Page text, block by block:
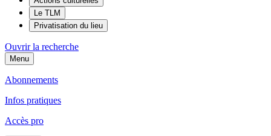
Le TLM
Privatisation du lieu
Ouvrir la recherche
Menu
Abonnements
Infos pratiques
Accès pro